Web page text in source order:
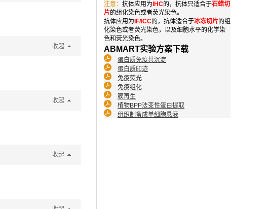
注意： 抗体应用为 IHC的，抗体只适合于石蜡切
片的组化染色或者荧光染色。
抗体应用为 IF/ICC的，抗体适合于冰冻切片的组
化染色或者荧光染色，以及细胞水平的化学染
色和荧光染色。
ABMART实验方案下载
蛋白质免疫共沉淀
蛋白质印迹
免疫荧光
免疫组化
膜再生
植物BPP法变性蛋白提取
组织制备成单细胞悬液
收起
收起
收起